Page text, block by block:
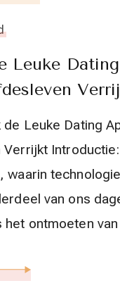
Leuke
Leuke Dating
Verrijkt
waarin
van ons
het ontmoeten